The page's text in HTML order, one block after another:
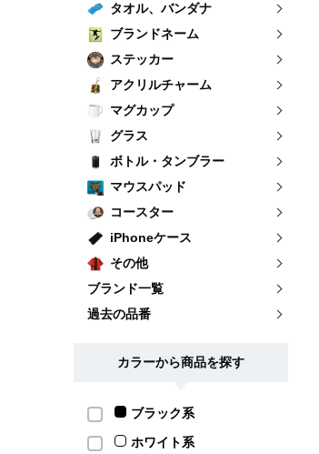
タオル、バンダナ
ブランドネーム
ステッカー
アクリルチャーム
マグカップ
グラス
ボトル・タンブラー
マウスパッド
コースター
iPhoneケース
その他
ブランド一覧
過去の品番
カラーから商品を探す
ブラック系
ホワイト系